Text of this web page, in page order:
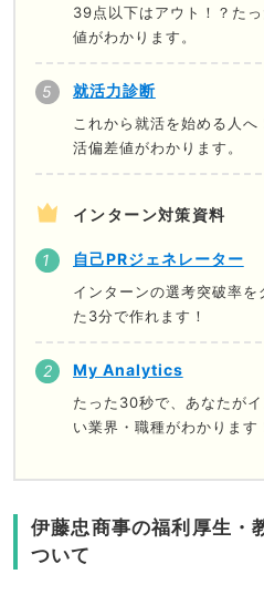
39点以下はアウト！？た
値がわかります。
就活力診断
これから就活を始める人
活偏差値がわかります。
インターン対策資料
自己PRジェネレーター
インターンの選考突破率を
た3分で作れます！
My Analytics
たった30秒で、あなたが
い業界・職種がわかります
伊藤忠商事の福利厚生
ついて